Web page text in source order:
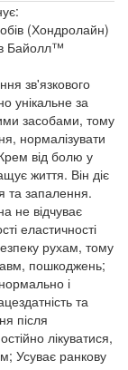
(Хондролайн)
в Байолл™
зв'язкового
унікальне за
засобами, тому
нормалізувати
від болю у
життя. Він діє
та запалення.
не відчуває
еластичності
рухам, тому
пошкоджень;
і
та
після
лікуватися,
Усуває ранкову